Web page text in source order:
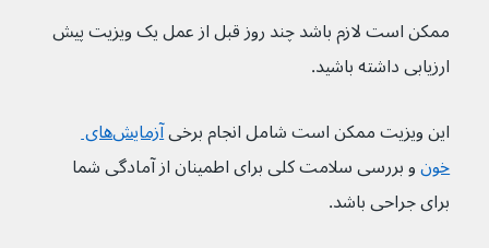
ممکن است لازم باشد چند روز قبل از عمل یک ویزیت پیش
ارزیابی داشته باشید.
این ویزیت ممکن است شامل انجام برخی
آزمایش‌های
خونو بررسی سلامت کلی برای اطمینان از آمادگی شما
برای جراحی باشد.